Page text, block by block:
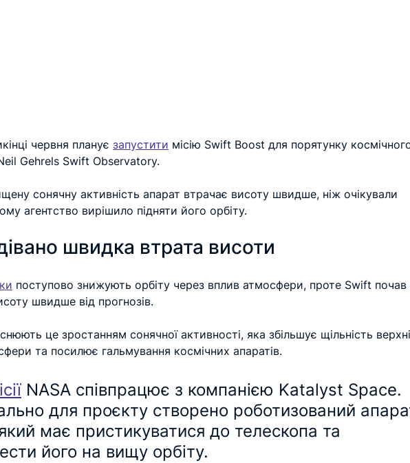
червня планує запустити місію Swift Boost для порятунку
Gehrels Swift Observatory.
сонячну активність апарат втрачає висоту швидше, ніж очікували
агентство вирішило підняти його орбіту.
швидка втрата висоти
поступово знижують орбіту через вплив атмосфери, проте Swift почав
швидше від прогнозів.
це зростанням сонячної активності, яка збільшує щільність
та посилює гальмування космічних апаратів.
NASA співпрацює з компанією Katalyst Space.
для проєкту створено роботизований
має пристикуватися до телескопа та
його на вищу орбіту.